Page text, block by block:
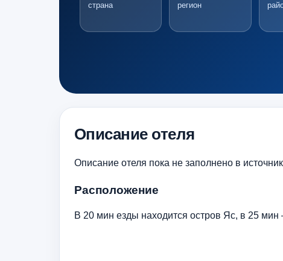
страна регион
Описание отеля
Описание отеля пока не заполнено в
Расположение
В 20 мин езды находится остров Яс, в 25